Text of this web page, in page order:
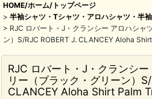
HOME/ホーム/トップページ
> 半袖シャツ・Tシャツ・アロハシャツ・半
> RJC ロバート・J・クランシー アロハシャ
ン）S/RJC ROBERT J. CLANCEY Aloha
RJC ロバート・J・クランシ
リー（ブラック・グリーン）
CLANCEY Aloha Shirt Palm